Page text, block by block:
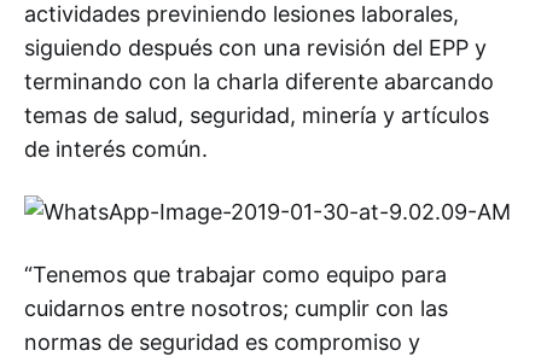
actividades previniendo lesiones laborales,
siguiendo después con una revisión del EPP y
terminando con la charla diferente abarcando
temas de salud, seguridad, minería y artículos
de interés común.
“Tenemos que trabajar como equipo para
cuidarnos entre nosotros; cumplir con las
normas de seguridad es compromiso y